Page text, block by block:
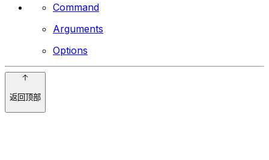
Command
Arguments
Options
返回顶部